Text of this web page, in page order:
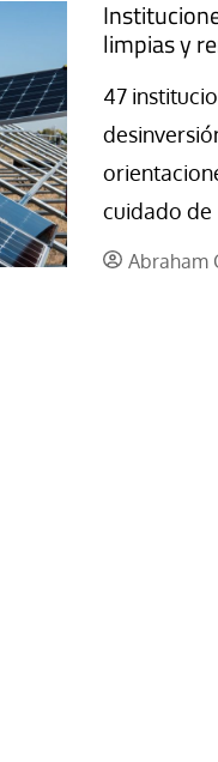
limpias y
47
cuidado de
Abraham